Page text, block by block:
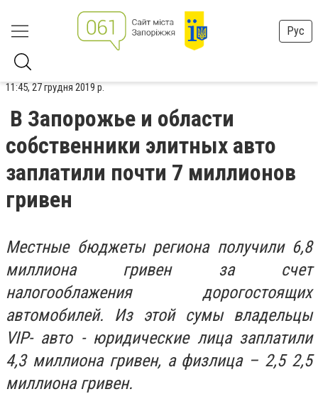
Рус
11:45, 27 грудня 2019 р.
В Запорожье и области
собственники элитных авто
заплатили почти 7 миллионов
гривен
Местные бюджеты региона получили 6,8
миллиона гривен за счет
налогооблажения дорогостоящих
автомобилей. Из этой сумы владельцы
VIP- авто - юридические лица заплатили
4,3 миллиона гривен, а физлица – 2,5 2,5
миллионагривен.